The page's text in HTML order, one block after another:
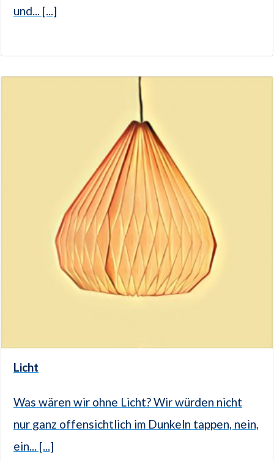
und... [...]
Licht
Was wären wir ohne Licht? Wir würden nicht
nur ganz offensichtlich im Dunkeln tappen, nein,
ein... [...]